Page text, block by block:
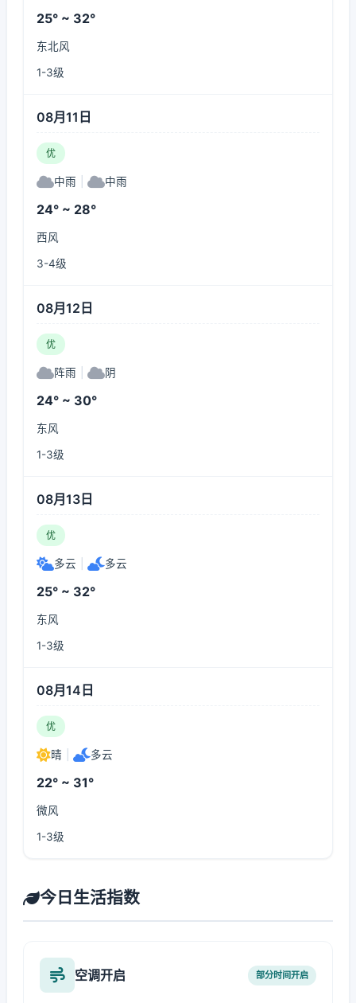
25° ~ 32°
东北风
1-3级
08月11日
优
中雨 中雨
24° ~ 28°
西风
3-4级
08月12日
优
阵雨 阴
24° ~ 30°
东风
1-3级
08月13日
优
多云 多云
25° ~ 32°
东风
1-3级
08月14日
优
晴 多云
22° ~ 31°
微风
1-3级
今日生活指数
空调开启 部分时间开启